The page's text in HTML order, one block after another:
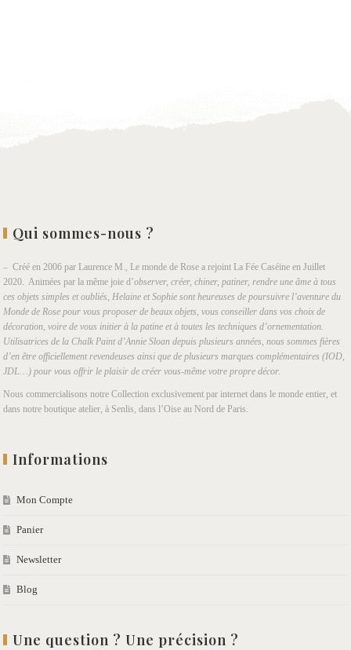
Qui sommes-nous ?
– Créé en 2006 par Laurence M., Le monde de Rose a rejoint La Fée Caséine en Juillet
2020. Animées par la même joie d’observer, créer, chiner, patiner, rendre une âme à tous
ces objets simples et oubliés, Helaine et Sophie sont heureuses de poursuivre l’aventure du
Monde de Rose pour vous proposer de beaux objets, vous conseiller dans vos choix de
décoration, voire de vous initier à la patine et à toutes les techniques d’ornementation.
Utilisatrices de la Chalk Paint d’Annie Sloan depuis plusieurs années, nous sommes fières
d’en être officiellement revendeuses ainsi que de plusieurs marques complémentaires (IOD,
JDL…) pour vous offrir le plaisir de créer vous-même votre propre décor.
Nous commercialisons notre Collection exclusivement par internet dans le monde entier, et
dans notre boutique atelier, à Senlis, dans l’Oise au Nord de Paris.
Informations
Mon Compte
Panier
Newsletter
Blog
Une question ? Une précision ?